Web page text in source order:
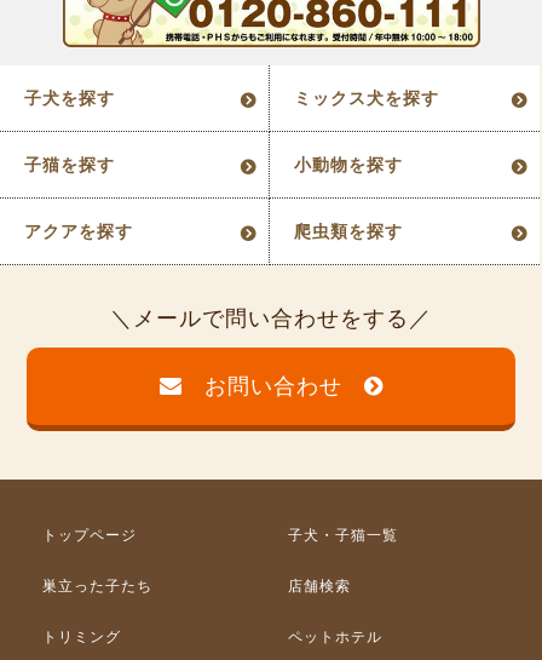
子犬を探す ミックス犬を探す
子猫を探す 小動物を探す
アクアを探す 爬虫類を探す
メールで問い合わせをする
お問い合わせ
トップページ 子犬・子猫一覧
巣立った子たち 店舗検索
トリミング ペットホテル